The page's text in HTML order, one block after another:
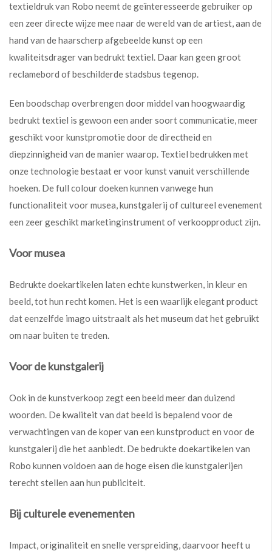
textieldruk van Robo neemt de geïnteresseerde gebruiker op
een zeer directe wijze mee naar de wereld van de artiest, aan de
hand van de haarscherp afgebeelde kunst op een
kwaliteitsdrager van bedrukt textiel. Daar kan geen groot
reclamebord of beschilderde stadsbus tegenop.
Een boodschap overbrengen door middel van hoogwaardig
bedrukt textiel is gewoon een ander soort communicatie, meer
geschikt voor kunstpromotie door de directheid en
diepzinnigheid van de manier waarop. Textiel bedrukken met
onze technologie bestaat er voor kunst vanuit verschillende
hoeken. De full colour doeken kunnen vanwege hun
functionaliteit voor musea, kunstgalerij of cultureel evenement
een zeer geschikt marketinginstrument of verkoopproduct zijn.
Voor musea
Bedrukte doekartikelen laten echte kunstwerken, in kleur en
beeld, tot hun recht komen. Het is een waarlijk elegant product
dat eenzelfde imago uitstraalt als het museum dat het gebruikt
om naar buiten te treden.
Voor de kunstgalerij
Ook in de kunstverkoop zegt een beeld meer dan duizend
woorden. De kwaliteit van dat beeld is bepalend voor de
verwachtingen van de koper van een kunstproduct en voor de
kunstgalerij die het aanbiedt. De bedrukte doekartikelen van
Robo kunnen voldoen aan de hoge eisen die kunstgalerijen
terecht stellen aan hun publiciteit.
Bij culturele evenementen
Impact, originaliteit en snelle verspreiding, daarvoor heeft u